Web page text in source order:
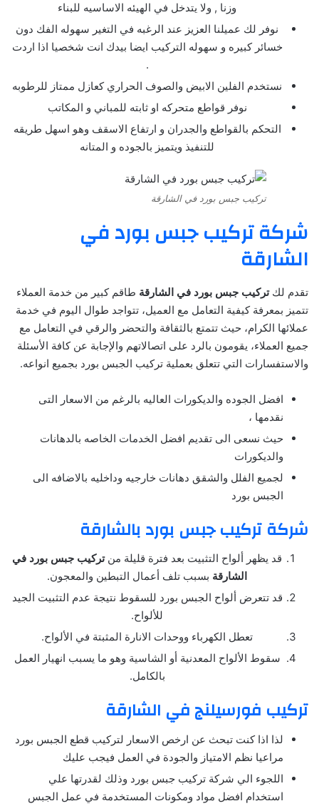
وزنا , ولا يتدخل في الهيئه الاساسيه للبناء
نوفر لك عميلنا العزيز عند الرغبه في التغير سهوله الفك دون
خسائر كبيره و سهوله التركيب ايضا بيدك انت شخصيا اذا اردت
.
نستخدم الفلين الابيض والصوف الحراري كعازل ممتاز للرطوبه
نوفر قواطع متحركه او ثابته للمباني و المكاتب
التحكم بالقواطع والجدران و ارتفاع الاسقف وهو اسهل طريقه
للتنفيذ ويتميز بالجوده و المتانه
تركيب جبس بورد في الشارقة
شركة تركيب جبس بورد في
الشارقة
تقدم لكتركيب جبس بورد في الشارقة طاقم كبير من خدمة العملاء
تتميز بمعرفة كيفية التعامل مع العميل، تتواجد طوال اليوم في خدمة
عملائها الكرام، حيث تتمتع بالثقافة والتحضر والرقي في التعامل مع
جميع العملاء، يقومون بالرد على اتصالاتهم والإجابة عن كافة الأسئلة
والاستفسارات التي تتعلق بعملية تركيب الجبس بورد بجميع انواعه.
افضل الجوده والديكورات العاليه بالرغم من الاسعار التى
نقدمها ،
حيث نسعى الى تقديم افضل الخدمات الخاصه بالدهانات
والديكورات
لجميع الفلل والشقق دهانات خارجيه وداخليه بالاضافه الى
الجبس بورد
شركة تركيب جبس بورد بالشارقة
قد يظهر ألواح التثبيت بعد فترة قليلة منتركيب جبس بورد في
الشارقة بسبب تلف أعمال التبطين والمعجون.
قد تتعرض ألواح الجبس بورد للسقوط نتيجة عدم التثبيت الجيد
للألواح.
تعطل الكهرباء ووحدات الانارة المثبتة في الألواح.
سقوط الألواح المعدنية أو الشاسية وهو ما يسبب انهيار العمل
بالكامل.
تركيب فورسيلنج في الشارقة
لذا اذا كنت تبحث عن ارخص الاسعار لتركيب قطع الجبس بورد
مراعيا نظم الامتياز والجودة في العمل فيجب عليك
اللجوء الي شركة تركيب جبس بورد وذلك لقدرتها علي
استخدام افضل مواد ومكونات المستخدمة في عمل الجبس